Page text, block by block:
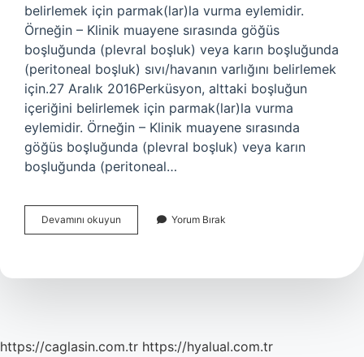
belirlemek için parmak(lar)la vurma eylemidir.
Örneğin – Klinik muayene sırasında göğüs
boşluğunda (plevral boşluk) veya karın boşluğunda
(peritoneal boşluk) sıvı/havanın varlığını belirlemek
için.27 Aralık 2016Perküsyon, alttaki boşluğun
içeriğini belirlemek için parmak(lar)la vurma
eylemidir. Örneğin – Klinik muayene sırasında
göğüs boşluğunda (plevral boşluk) veya karın
boşluğunda (peritoneal…
Devamını okuyun Percussion
Ne
Yorum Bırak
https://caglasin.com.tr https://hyalual.com.tr